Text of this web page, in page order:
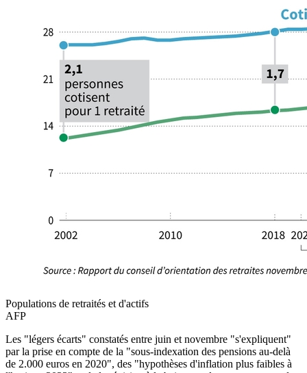
Populations de retraités et d'actifs
AFP
Les "légers écarts" constatés entre juin et novembre "s'expliquent"
par la prise en compte de la "sous-indexation des pensions au-delà
de 2.000 euros en 2020", des "hypothèses d'inflation plus faibles à